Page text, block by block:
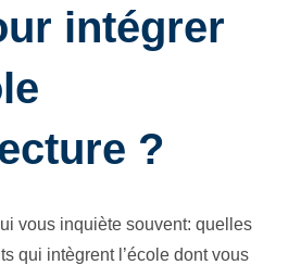
intégrer
?
vous inquiète souvent: quelles
qui intègrent l’école dont vous